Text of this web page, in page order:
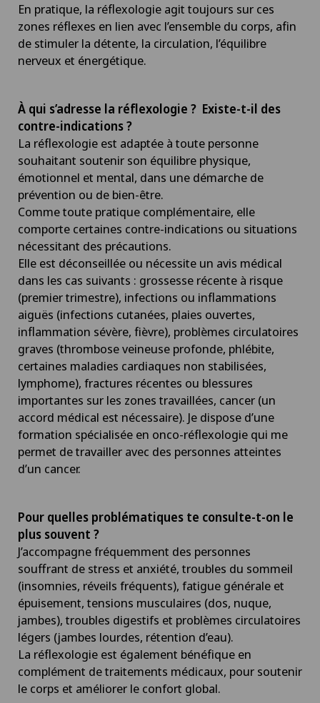
En pratique, la réflexologie agit toujours sur ces
zones réflexes en lien avec l’ensemble du corps, afin
de stimuler la détente, la circulation, l’équilibre
nerveux et énergétique.
À qui s’adresse la réflexologie ? Existe-t-il des
contre-indications ?
La réflexologie est adaptée à toute personne
souhaitant soutenir son équilibre physique,
émotionnel et mental, dans une démarche de
prévention ou de bien-être.
Comme toute pratique complémentaire, elle
comporte certaines contre-indications ou situations
nécessitant des précautions.
Elle est déconseillée ou nécessite un avis médical
dans les cas suivants : grossesse récente à risque
(premier trimestre), infections ou inflammations
aiguës (infections cutanées, plaies ouvertes,
inflammation sévère, fièvre), problèmes circulatoires
graves (thrombose veineuse profonde, phlébite,
certaines maladies cardiaques non stabilisées,
lymphome), fractures récentes ou blessures
importantes sur les zones travaillées, cancer (un
accord médical est nécessaire). Je dispose d’une
formation spécialisée en onco-réflexologie qui me
permet de travailler avec des personnes atteintes
d’un cancer.
Pour quelles problématiques te consulte-t-on le
plus souvent ?
J’accompagne fréquemment des personnes
souffrant de stress et anxiété, troubles du sommeil
(insomnies, réveils fréquents), fatigue générale et
épuisement, tensions musculaires (dos, nuque,
jambes), troubles digestifs et problèmes circulatoires
légers (jambes lourdes, rétention d’eau).
La réflexologie est également bénéfique en
complément de traitements médicaux, pour soutenir
le corps et améliorer le confort global.